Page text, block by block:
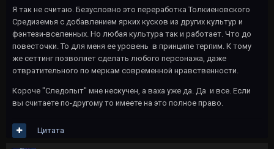
Я так не считаю. Безусловно это переработка Толкиеновского
Средиземья с добавлением ярких кусков из других культур и
фэнтези-вселенных. Но любая культура так и работает. Что до
повесточки. То для меня ее уровень в принципе терпим. К тому
же сеттинг позволяет сделать любого персонажа, даже
отвратительного по меркам современной нравственности.
Короче "Следопыт" мне нескучен, а ваха уже да. Да и все. Если
вы считаете по-другому то имеете на это полное право.
Цитата